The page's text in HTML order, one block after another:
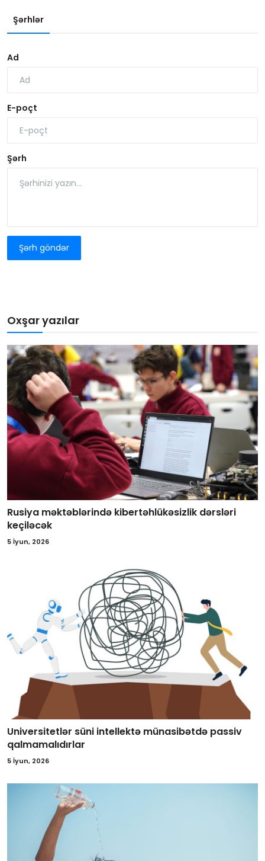
Şərhlər
Ad
E-poçt
Şərh
Şərh göndər
Oxşar yazılar
Rusiya məktəblərində kibertəhlükəsizlik dərsləri
keçiləcək
5 İyun, 2026
Universitetlər süni intellektə münasibətdə passiv
qalmamalıdırlar
5 İyun, 2026